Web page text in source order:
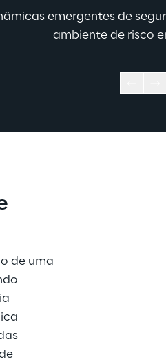
emergentes de
ambiente de risco
de uma